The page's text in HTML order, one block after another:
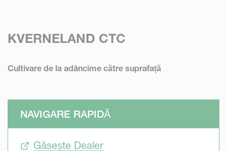
KVERNELAND CTC
Cultivare de la adâncime către suprafață
NAVIGARE RAPIDĂ
Găsește Dealer